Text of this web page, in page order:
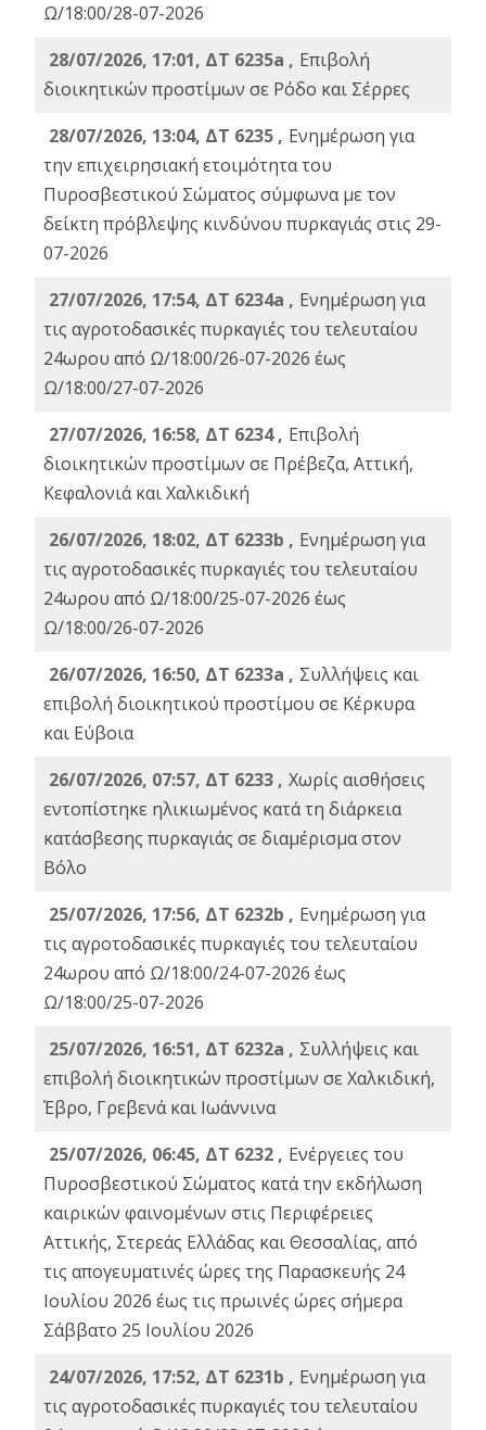
Ω/18:00/28-07-2026
28/07/2026, 17:01, ΔΤ 6235a , Eπιβολή
διοικητικών προστίμων σε Ρόδο και Σέρρες
28/07/2026, 13:04, ΔΤ 6235 , Ενημέρωση για
την επιχειρησιακή ετοιμότητα του
Πυροσβεστικού Σώματος σύμφωνα με τον
δείκτη πρόβλεψης κινδύνου πυρκαγιάς στις 29-
07-2026
27/07/2026, 17:54, ΔΤ 6234a , Ενημέρωση για
τις αγροτοδασικές πυρκαγιές του τελευταίου
24ωρου από Ω/18:00/26-07-2026 έως
Ω/18:00/27-07-2026
27/07/2026, 16:58, ΔΤ 6234 , Eπιβολή
διοικητικών προστίμων σε Πρέβεζα, Αττική,
Κεφαλονιά και Χαλκιδική
26/07/2026, 18:02, ΔΤ 6233b , Ενημέρωση για
τις αγροτοδασικές πυρκαγιές του τελευταίου
24ωρου από Ω/18:00/25-07-2026 έως
Ω/18:00/26-07-2026
26/07/2026, 16:50, ΔΤ 6233a , Συλλήψεις και
επιβολή διοικητικού προστίμου σε Κέρκυρα
και Εύβοια
26/07/2026, 07:57, ΔΤ 6233 , Χωρίς αισθήσεις
εντοπίστηκε ηλικιωμένος κατά τη διάρκεια
κατάσβεσης πυρκαγιάς σε διαμέρισμα στον
Βόλο
25/07/2026, 17:56, ΔΤ 6232b , Ενημέρωση για
τις αγροτοδασικές πυρκαγιές του τελευταίου
24ωρου από Ω/18:00/24-07-2026 έως
Ω/18:00/25-07-2026
25/07/2026, 16:51, ΔΤ 6232a , Συλλήψεις και
επιβολή διοικητικών προστίμων σε Χαλκιδική,
Έβρο, Γρεβενά και Ιωάννινα
25/07/2026, 06:45, ΔΤ 6232 , Ενέργειες του
Πυροσβεστικού Σώματος κατά την εκδήλωση
καιρικών φαινομένων στις Περιφέρειες
Αττικής, Στερεάς Ελλάδας και Θεσσαλίας, από
τις απογευματινές ώρες της Παρασκευής 24
Ιουλίου 2026 έως τις πρωινές ώρες σήμερα
Σάββατο 25 Ιουλίου 2026
24/07/2026, 17:52, ΔΤ 6231b , Ενημέρωση για
τις αγροτοδασικές πυρκαγιές του τελευταίου